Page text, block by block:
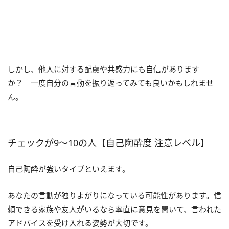
しかし、他人に対する配慮や共感力にも自信があります
か？ 一度自分の言動を振り返ってみても良いかもしれませ
ん。
チェックが9〜10の人【自己陶酔度 注意レベル】
自己陶酔が強いタイプといえます。
あなたの言動が独りよがりになっている可能性があります。信
頼できる家族や友人がいるなら率直に意見を聞いて、言われた
アドバイスを受け入れる姿勢が大切です。